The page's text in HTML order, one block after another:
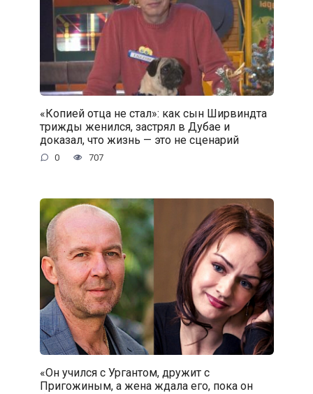
«Копией отца не стал»: как сын Ширвиндта
трижды женился, застрял в Дубае и
доказал, что жизнь — это не сценарий
0 707
«Он учился с Ургантом, дружит с
Пригожиным, а жена ждала его, пока он